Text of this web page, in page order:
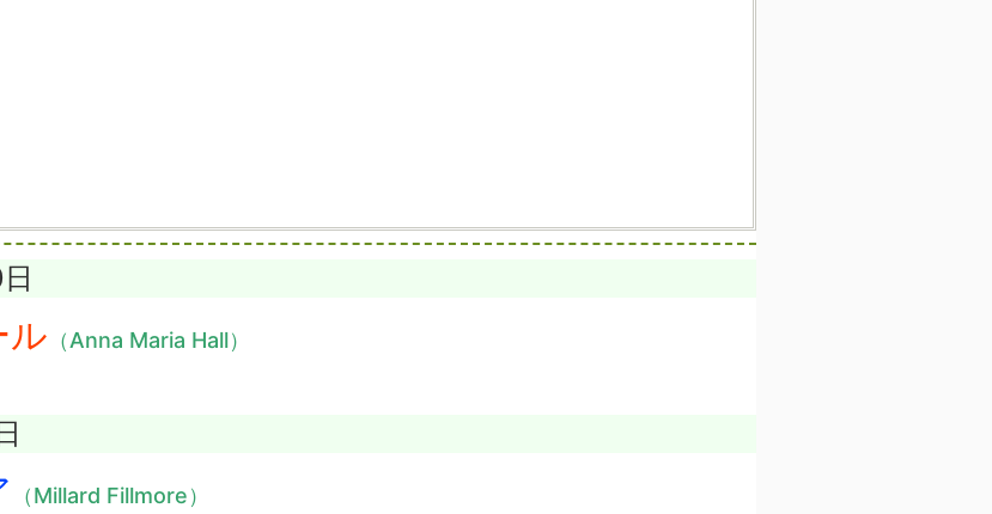
ル （Anna Maria Hall）
（Millard Fillmore）